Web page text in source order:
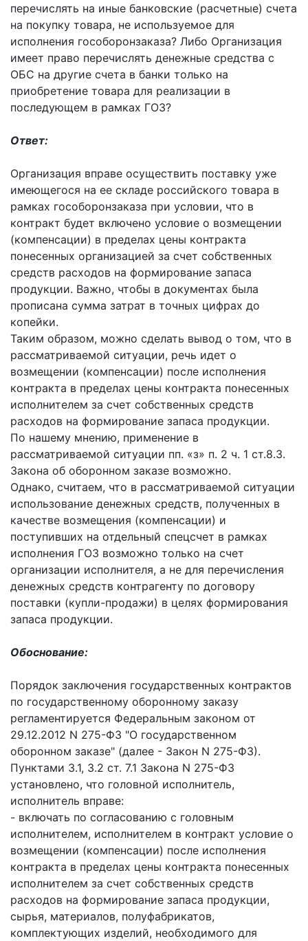
перечислять на иные банковские (расчетные) счета
на покупку товара, не используемое для
исполнения гособоронзаказа? Либо Организация
имеет право перечислять денежные средства с
ОБС на другие счета в банки только на
приобретение товара для реализации в
последующем в рамках ГОЗ?
Ответ:
Организация вправе осуществить поставку уже
имеющегося на ее складе российского товара в
рамках гособоронзаказа при условии, что в
контракт будет включено условие о возмещении
(компенсации) в пределах цены контракта
понесенных организацией за счет собственных
средств расходов на формирование запаса
продукции. Важно, чтобы в документах была
прописана сумма затрат в точных цифрах до
копейки.
Таким образом, можно сделать вывод о том, что в
рассматриваемой ситуации, речь идет о
возмещении (компенсации) после исполнения
контракта в пределах цены контракта понесенных
исполнителем за счет собственных средств
расходов на формирование запаса продукции.
По нашему мнению, применение в
рассматриваемой ситуации пп. «з» п. 2 ч. 1 ст.8.3.
Закона об оборонном заказе возможно.
Однако, считаем, что в рассматриваемой ситуации
использование денежных средств, полученных в
качестве возмещения (компенсации) и
поступивших на отдельный спецсчет в рамках
исполнения ГОЗ возможно только на счет
организации исполнителя, а не для перечисления
денежных средств контрагенту по договору
поставки (купли-продажи) в целях формирования
запаса продукции.
Обоснование:
Порядок заключения государственных контрактов
по государственному оборонному заказу
регламентируется Федеральным законом от
29.12.2012 N 275-ФЗ "О государственном
оборонном заказе" (далее - Закон N 275-ФЗ).
Пунктами 3.1, 3.2 ст. 7.1 Закона N 275-ФЗ
установлено, что головной исполнитель,
исполнитель вправе:
- включать по согласованию с головным
исполнителем, исполнителем в контракт условие о
возмещении (компенсации) после исполнения
контракта в пределах цены контракта понесенных
исполнителем за счет собственных средств
расходов на формирование запаса продукции,
сырья, материалов, полуфабрикатов,
комплектующих изделий, необходимого для